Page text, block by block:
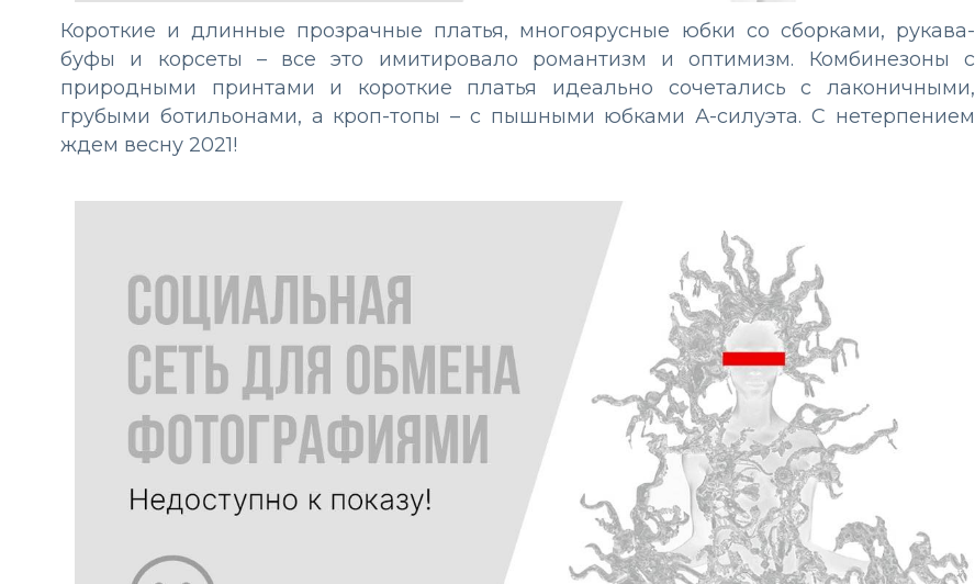
Короткие и длинные прозрачные платья, многоярусные юбки со сборками, рукава-
буфы и корсеты – все это имитировало романтизм и оптимизм. Комбинезоны с
природными принтами и короткие платья идеально сочетались с лаконичными,
грубыми ботильонами, а кроп-топы – с пышными юбками А-силуэта. С нетерпением
ждем весну 2021!